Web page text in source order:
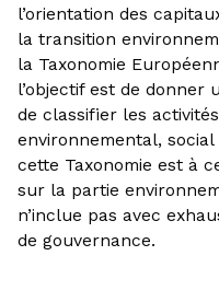
l’orientation des
la transition
la Taxonomie
l’objectif est de
de classifier les
environnemental,
cette Taxonomie est à
sur la partie
n’inclue pas avec
de gouvernance.